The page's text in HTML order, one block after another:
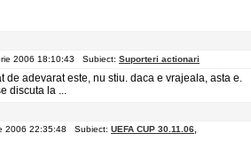
2006 18:10:43 Subiect: Suporteri actionari
adevarat este, nu stiu. daca e vrajeala, asta e.
discuta la ...
2006 22:35:48 Subiect: UEFA CUP 30.11.06,